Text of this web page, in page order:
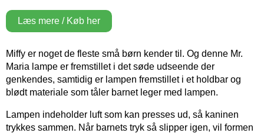
Læs mere / Køb her
Miffy er noget de fleste små børn kender til. Og denne Mr.
Maria lampe er fremstillet i det søde udseende der
genkendes, samtidig er lampen fremstillet i et holdbar og
blødt materiale som tåler barnet leger med lampen.
Lampen indeholder luft som kan presses ud, så kaninen
trykkes sammen. Når barnets tryk så slipper igen, vil formen